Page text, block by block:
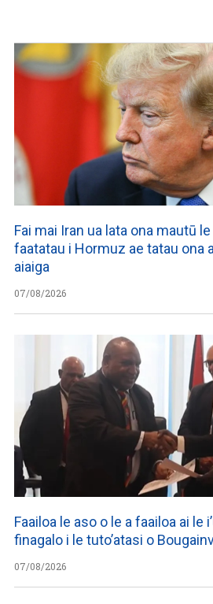
Fai mai Iran ua lata ona mautū
faatatau i Hormuz ae tatau ona
aiaiga
07/08/2026
Faailoa le aso o le a faailoa ai le
finagalo i le tuto’atasi o
07/08/2026